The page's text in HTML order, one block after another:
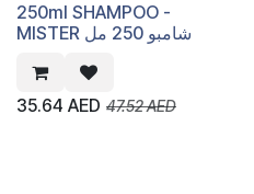
250ml SHAMPOO -
MISTER شامبو 250 مل
35.64 AED 47.52AED